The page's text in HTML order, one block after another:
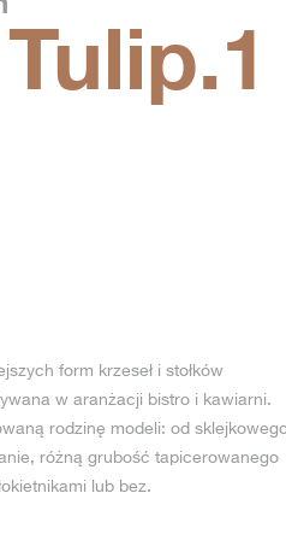
form krzeseł i stołków
w aranżacji bistro i kawiarni.
rodzinę modeli: od
różną grubość tapicerowanego
lub bez.